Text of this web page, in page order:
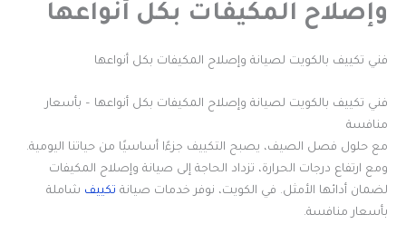
وإصلاح المكيفات بكل أنواعها
فني تكييف بالكويت لصيانة وإصلاح المكيفات بكل أنواعها
فني تكييف بالكويت لصيانة وإصلاح المكيفات بكل أنواعها – بأسعار
منافسة
مع حلول فصل الصيف، يصبح التكييف جزءًا أساسيًا من حياتنا اليومية.
ومع ارتفاع درجات الحرارة، تزداد الحاجة إلى صيانة وإصلاح المكيفات
لضمان أدائها الأمثل. في الكويت، نوفر خدمات صيانة تكييف شاملة
بأسعار منافسة.